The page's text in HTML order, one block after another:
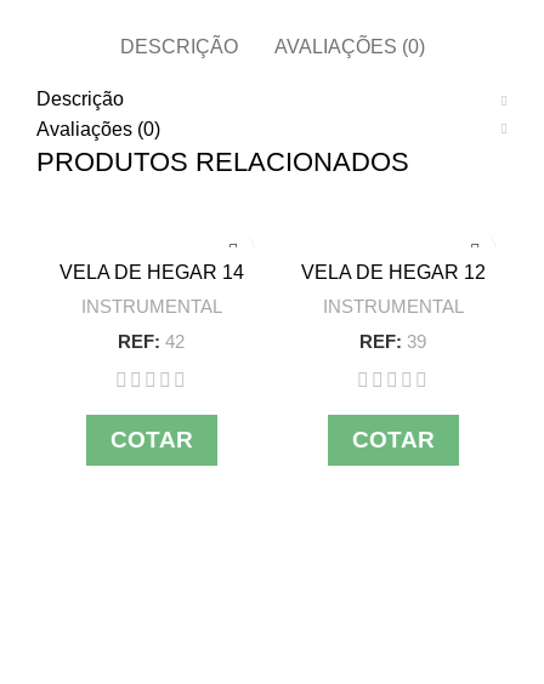
DESCRIÇÃO AVALIAÇÕES (0)
Descrição
Avaliações (0)
PRODUTOS RELACIONADOS
VELA DE HEGAR 14
INSTRUMENTAL
REF: 42
COTAR
VELA DE HEGAR 12
INSTRUMENTAL
REF: 39
COTAR